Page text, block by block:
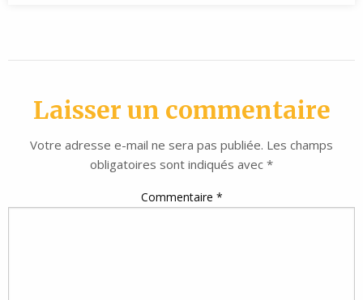
Laisser un commentaire
Votre adresse e-mail ne sera pas publiée. Les champs
obligatoires sont indiqués avec *
Commentaire *